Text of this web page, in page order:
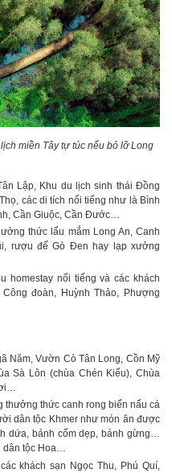
miền Tây tự túc nếu bỏ lỡ Long
Lập, Khu du lịch sinh thái Đồng
các di tích nổi tiếng như là Bình
Cần Giuộc, Cần Đước…
thức lẩu mắm Long An, Canh
rượu đế Gò Đen hay lạp xưởng
homestay nổi tiếng và các khách
đoàn, Huỳnh Thảo, Phượng
Năm, Vườn Cò Tân Long, Cồn Mỹ
Sà Lôn (chùa Chén Kiểu), Chùa
thưởng thức canh rong biển nấu cá
dân tộc Khmer như món ăn được
dứa, bánh cốm dẹp, bánh gừng…
dân tộc Hoa…
khách sạn Ngọc Thu, Phú Quí,